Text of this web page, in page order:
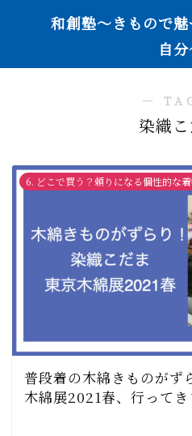
和創塾〜きもので
自
―
染織
6. どこで買う？頼りになる個性的な
普段着の木綿きものがず
木綿展2021春、行ってき